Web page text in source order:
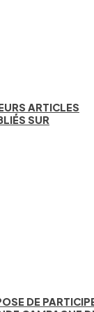
ARTICLES
SUR
DE